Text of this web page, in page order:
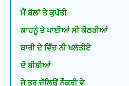
ਮੈਂ ਬੋਲਾਂ ਤੇ ਕੁਪੱਤੀ
ਕਾਹਨੂੰ ਤੇ ਪਾਈਆਂ ਸੀ ਕੋਠੜੀਆਂ
ਬਾਰੀ ਦੇ ਵਿੱਚ ਨੀ ਖਲੋਤੀਏ
ਦੋ ਬੀਬੀਆਂ
ਜੇ ਤੁਰ ਚੱਲਿਉਂ ਨੌਕਰੀ ਵੇ